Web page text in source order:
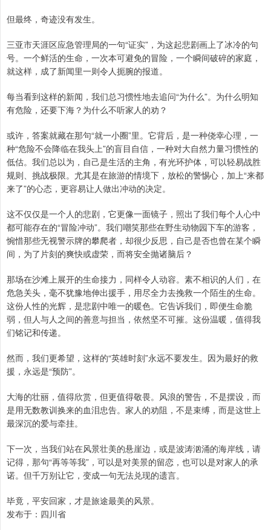
但最终，奇迹没有发生。
三亚市天涯区应急管理局的一句“证实”，为这起悲剧画上了冰冷的句
号。一个鲜活的生命，一次本可避免的冒险，一个瞬间破碎的家庭，
就这样，成了新闻里一则令人扼腕的报道。
每当看到这样的新闻，我们总习惯性地去追问“为什么”。为什么明知
有危险，还要下海？为什么不听家人的劝？
或许，答案就藏在那句“就一小圈”里。它背后，是一种侥幸心理，一
种“危险不会降临在我头上”的盲目自信，一种对大自然力量习惯性的
低估。我们总以为，自己是生活的主角，有光环护体，可以轻易战胜
规则、挑战极限。尤其是在旅游的情境下，放松的警惕心，加上“来都
来了”的心态，更容易让人做出冲动的决定。
这不仅仅是一个人的悲剧，它更像一面镜子，照出了我们每个人心中
都可能存在的“冒险冲动”。我们嘲笑那些在野生动物园下车的游客，
惋惜那些无视警示牌的攀爬者，却很少反思，自己是否也曾在某个瞬
间，为了片刻的爽快或虚荣，而将安全抛诸脑后？
那场在沙滩上展开的生命接力，同样令人动容。素不相识的人们，在
危急关头，毫不犹豫地伸出援手，用尽全力去挽救一个陌生的生命。
这份人性的光辉，是悲剧中唯一的暖色。它告诉我们，即便生命脆
弱，但人与人之间的善意与担当，依然坚不可摧。这份温暖，值得我
们铭记和传递。
然而，我们更希望，这样的“英雄时刻”永远不要发生。因为最好的救
援，永远是“预防”。
大海的壮丽，值得欣赏，但更值得敬畏。风浪的警告，不是摆设，而
是用无数教训换来的血泪忠告。家人的劝阻，不是束缚，而是这世上
最深沉的爱与牵挂。
下一次，当我们站在风景壮美的悬崖边，或是波涛汹涌的海岸线，请
记得，那句“再等等我”，可以是对美景的留恋，也可以是对家人的承
诺。但千万别让它，变成一句无法兑现的遗言。
毕竟，平安回家，才是旅途最美的风景。
发布于：四川省